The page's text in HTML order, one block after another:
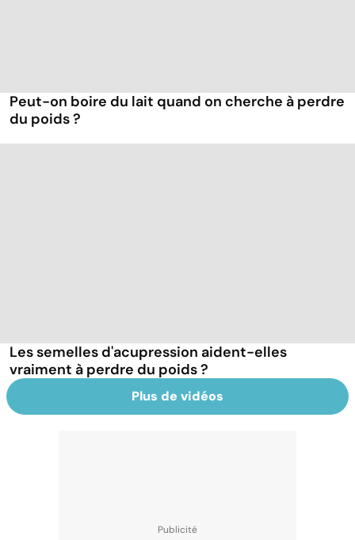
Peut-on boire du lait quand on cherche à perdre
du poids ?
Les semelles d'acupression aident-elles
vraiment à perdre du poids ?
Plus de vidéos